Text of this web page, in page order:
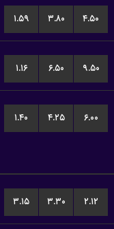
۱.۵۹ ۳.۸۰ ۴.۵۰
۱.۱۶ ۶.۵۰ ۹.۵۰
۱.۴۰ ۴.۲۵ ۶.۰۰
۳.۱۵ ۳.۳۰ ۲.۱۲